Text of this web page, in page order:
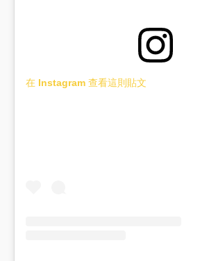
在 Instagram 查看這則貼文